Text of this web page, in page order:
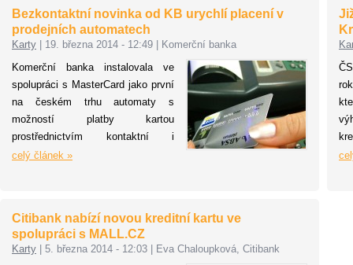
Bezkontaktní novinka od KB urychlí placení v
prodejních automatech
Karty 19. března 2014 - 12:49
Komerční banka
Komerční banka instalovala ve
spolupráci s MasterCard jako první
na českém trhu automaty s
možností platby kartou
prostřednictvím kontaktní i
bezkontaktní technologie.
samoobslužných terminálech.
celý článek »
Citibank nabízí novou kreditní kartu ve
spolupráci s MALL.CZ
Karty 5. března 2014 - 12:03
Eva Chaloupková, Citibank